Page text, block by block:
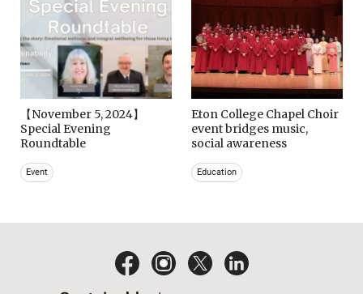
【November 5, 2024】
Special Evening
Roundtable
Event
Eton College Chapel Choir
event bridges music,
social awareness
Education